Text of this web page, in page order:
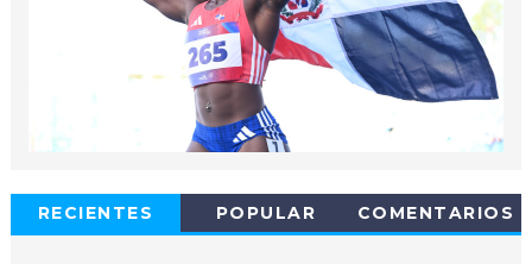
RECIENTES POPULAR COMENTARIOS